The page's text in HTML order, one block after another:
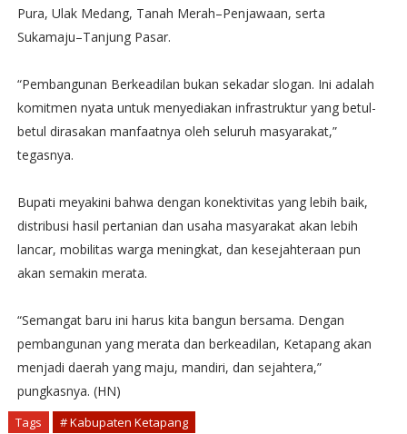
Pura, Ulak Medang, Tanah Merah–Penjawaan, serta
Sukamaju–Tanjung Pasar.
“Pembangunan Berkeadilan bukan sekadar slogan. Ini adalah
komitmen nyata untuk menyediakan infrastruktur yang betul-
betul dirasakan manfaatnya oleh seluruh masyarakat,”
tegasnya.
Bupati meyakini bahwa dengan konektivitas yang lebih baik,
distribusi hasil pertanian dan usaha masyarakat akan lebih
lancar, mobilitas warga meningkat, dan kesejahteraan pun
akan semakin merata.
“Semangat baru ini harus kita bangun bersama. Dengan
pembangunan yang merata dan berkeadilan, Ketapang akan
menjadi daerah yang maju, mandiri, dan sejahtera,”
pungkasnya. (HN)
Tags # Kabupaten Ketapang